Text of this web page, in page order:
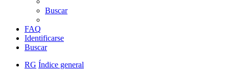
Buscar
FAQ
Identificarse
Buscar
RG Índice general